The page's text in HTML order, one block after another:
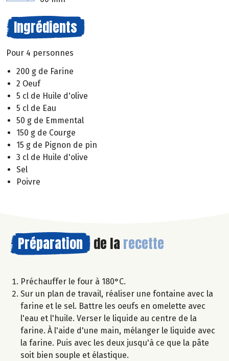
Ingrédients
Pour 4 personnes
200 g de Farine
2 Oeuf
5 cl de Huile d'olive
5 cl de Eau
50 g de Emmental
150 g de Courge
15 g de Pignon de pin
3 cl de Huile d'olive
Sel
Poivre
Préparation de la recette
Préchauffer le four à 180°C.
Sur un plan de travail, réaliser une fontaine avec la
farine et le sel. Battre les oeufs en omelette avec
l'eau et l'huile. Verser le liquide au centre de la
farine. À l'aide d'une main, mélanger le liquide avec
la farine. Puis avec les deux jusqu'à ce que la pâte
soit bien souple et élastique.